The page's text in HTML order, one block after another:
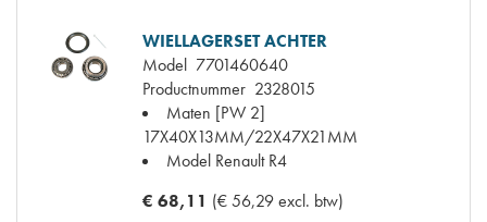
WIELLAGERSET ACHTER
Model 7701460640
Productnummer 2328015
Maten [PW 2]
17X40X13MM/22X47X21MM
Model Renault R4
€ 68,11 (€ 56,29 excl. btw)